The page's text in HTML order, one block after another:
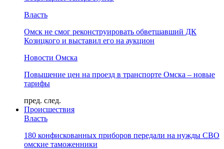
Власть
Омск не смог реконструировать обветшавший ДК
Козицкого и выставил его на аукцион
Новости Омска
Повышение цен на проезд в транспорте Омска – новые
тарифы
пред. след.
Происшествия
Власть
180 конфискованных приборов передали на нужды СВО
омские таможенники